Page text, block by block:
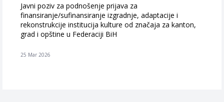
Javni poziv za podnošenje prijava za
finansiranje/sufinansiranje izgradnje, adaptacije i
rekonstrukcije institucija kulture od značaja za kanton,
grad i opštine u Federaciji BiH
25 Mar 2026